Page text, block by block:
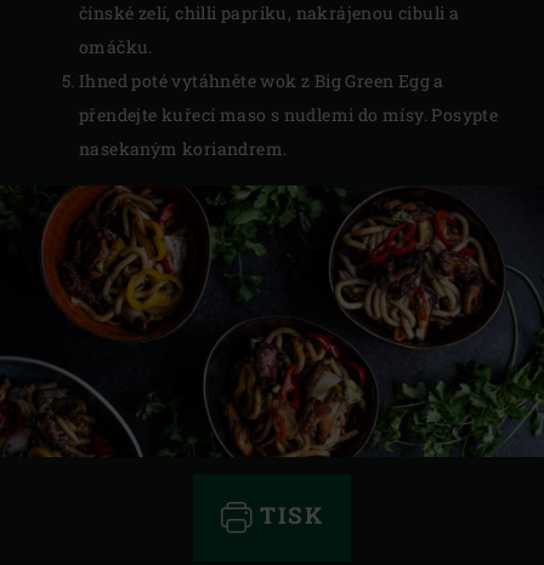
čínské zelí, chilli papriku, nakrájenou cibuli a
omáčku.
Ihned poté vytáhněte wok z Big Green Egg a
přendejte kuřecí maso s nudlemi do mísy. Posypte
nasekaným koriandrem.
TISK